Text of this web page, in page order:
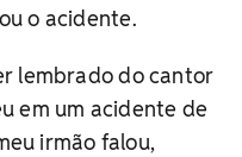
o acidente.
lembrado do cantor
em um acidente de
irmão falou,